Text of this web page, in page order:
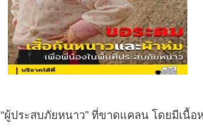
“ผู้ประสบภัยหนาว” ที่ขาดแคลน โดยมีเนื้อ